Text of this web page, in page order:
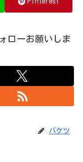
ローお願いしま
バケツ